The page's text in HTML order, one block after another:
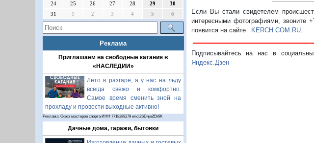
24
25 26 27 28 29
30
31
1 2 3 4 5 6
Реклама
Приглашаем на свободные катания в
«НАСЛЕДИИ»
Лето в разгаре, а у нас на льду
всегда свежо и комфортно.
Самое время сменить зной на
прохладу и провести выходные активно!
Реклама: Союз мастеров спорта ИНН 7718289279 erid:2SDnje2Eh6K
Дачные дома, гаражи, бытовки
Если Вы стали свидетелем
интересными фотографиями, звоните
появится на сайте
KERCH.COM.RU.
Подписывайтесь на нас в
Яндекс.Дзен